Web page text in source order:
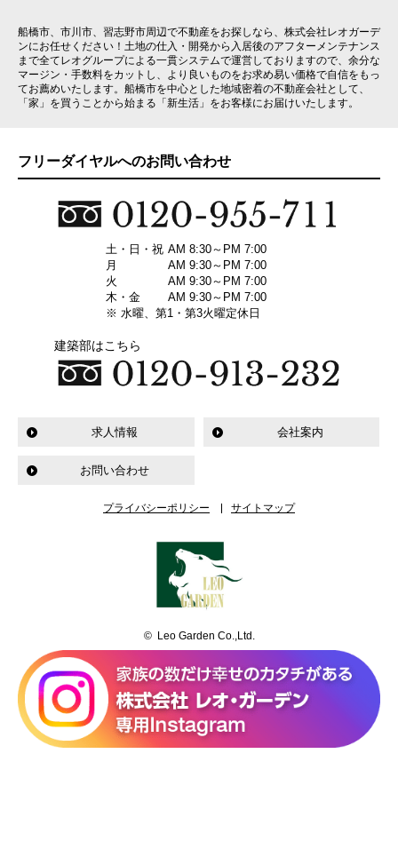
船橋市、市川市、習志野市周辺で不動産をお探しなら、株式会社レオガーデ
ンにお任せください！土地の仕入・開発から入居後のアフターメンテナンス
まで全てレオグループによる一貫システムで運営しておりますので、余分な
マージン・手数料をカットし、より良いものをお求め易い価格で自信をもっ
てお薦めいたします。船橋市を中心とした地域密着の不動産会社として、
「家」を買うことから始まる「新生活」をお客様にお届けいたします。
フリーダイヤルへのお問い合わせ
土・日・祝 AM 8:30～PM 7:00
月
AM 9:30～PM 7:00
火
AM 9:30～PM 7:00
木・金
AM 9:30～PM 7:00
※ 水曜、第1・第3火曜定休日
建築部はこちら
求人情報 会社案内
お問い合わせ
プライバシーポリシー サイトマップ
© Leo Garden Co.,Ltd.